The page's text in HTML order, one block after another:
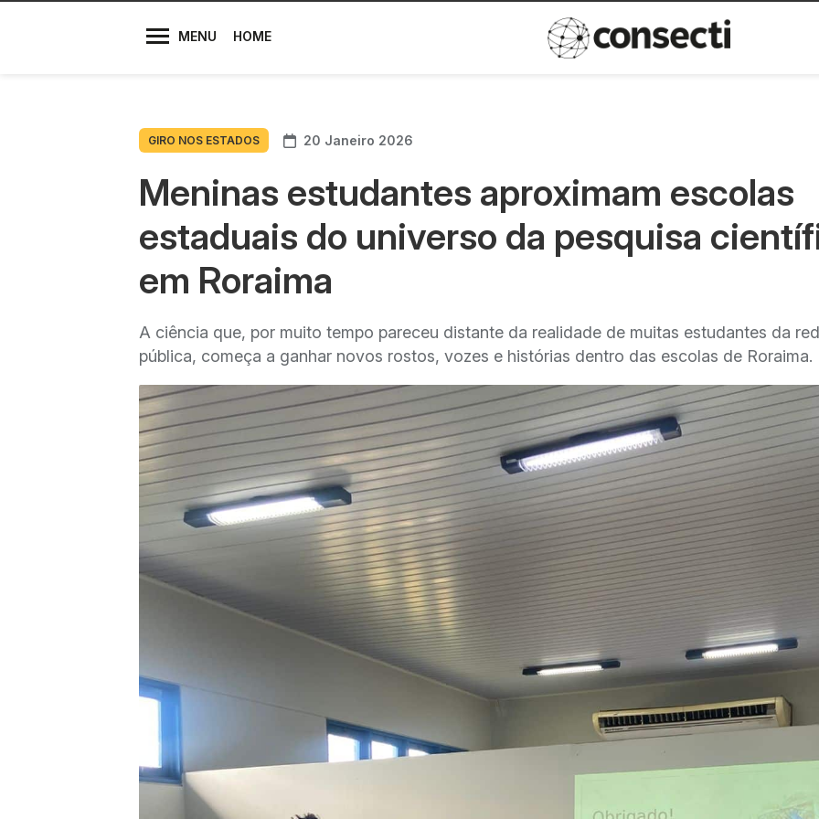
MENU HOME
Diretores
Política de
GIRO NOS ESTADOS 20 Janeiro 2026
Meninas estudantes aproximam escolas
estaduais do universo da pesquisa
em Roraima
A ciência que, por muito tempo pareceu distante da realidade de muitas estudantes da
pública, começa a ganhar novos rostos, vozes e histórias dentro das escolas de Roraima.